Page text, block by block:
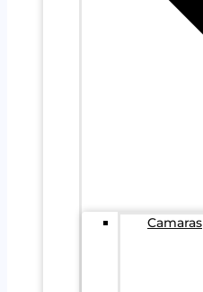
Camaras